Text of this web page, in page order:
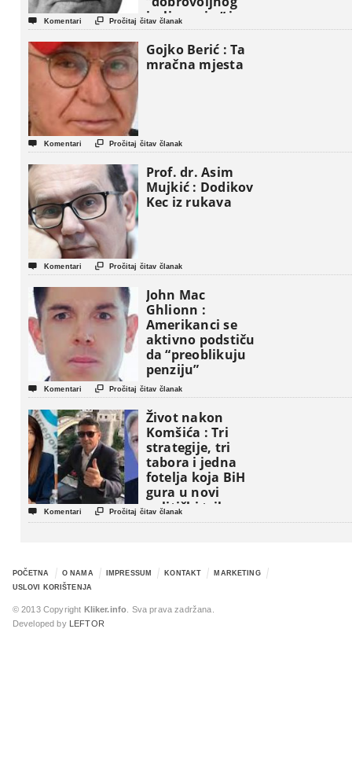
iseljavanja ” iz
Gaze
 Komentari  Pročitaj čitav članak
Gojko Berić : Ta
mračna mjesta
 Komentari  Pročitaj čitav članak
Prof. dr. Asim
Mujkić : Dodikov
Kec iz rukava
 Komentari  Pročitaj čitav članak
John Mac
Ghlionn :
Amerikanci se
aktivno podstiču
da “preoblikuju
penziju”
 Komentari  Pročitaj čitav članak
Život nakon
Komšića : Tri
strategije, tri
tabora i jedna
fotelja koja BiH
gura u novi
politički triler
 Komentari  Pročitaj čitav članak
POČETNA O NAMA IMPRESSUM KONTAKT
MARKETING
USLOVI KORIŠTENJA
© 2013 Copyright Kliker.info . Sva prava zadržana.
Developed by
LEFTOR